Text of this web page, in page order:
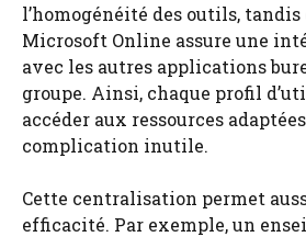
l’homogénéité des outils,
Microsoft Online assure une
avec les autres applications
groupe. Ainsi, chaque profil
accéder aux ressources
complication inutile.
Cette centralisation permet
efficacité. Par exemple, un